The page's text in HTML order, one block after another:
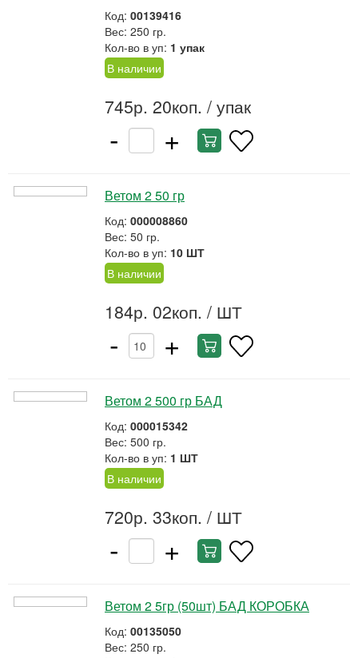
Код: 00139416
Вес: 250 гр.
Кол-во в уп: 1 упак
В наличии
745р. 20коп. / упак
- +
Ветом 2 50 гр
Код: 000008860
Вес: 50 гр.
Кол-во в уп: 10 ШТ
В наличии
184р. 02коп. / ШТ
- +
Ветом 2 500 гр БАД
Код: 000015342
Вес: 500 гр.
Кол-во в уп: 1 ШТ
В наличии
720р. 33коп. / ШТ
- +
Ветом 2 5гр (50шт) БАД КОРОБКА
Код: 00135050
Вес: 250 гр.